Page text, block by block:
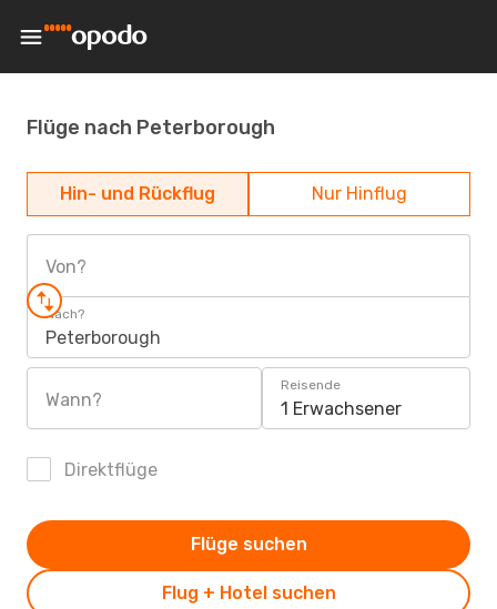
Flüge nach Peterborough
Hin- und Rückflug Nur Hinflug
Von?
Nach?
Peterborough
Wann?
Reisende
1 Erwachsener
Direktflüge
Flug + Hotel suchen
Flüge suchen